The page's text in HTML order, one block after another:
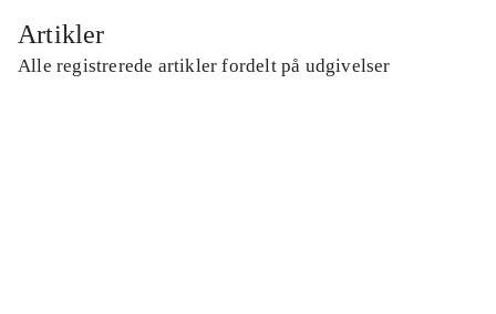
Artikler
Alle registrerede artikler fordelt på udgivelser